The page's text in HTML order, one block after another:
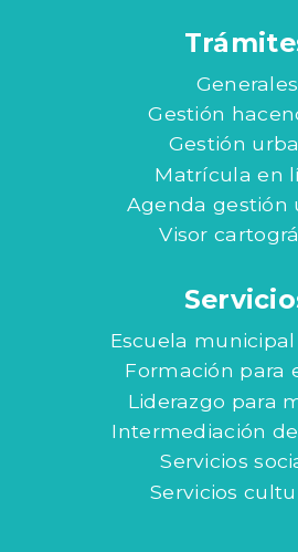
Generales
Gestión
Gestión
Matrícula en
Agenda gestión
Visor
Escuela
Formación para
Liderazgo para
Intermediación
Servicios
Servicios